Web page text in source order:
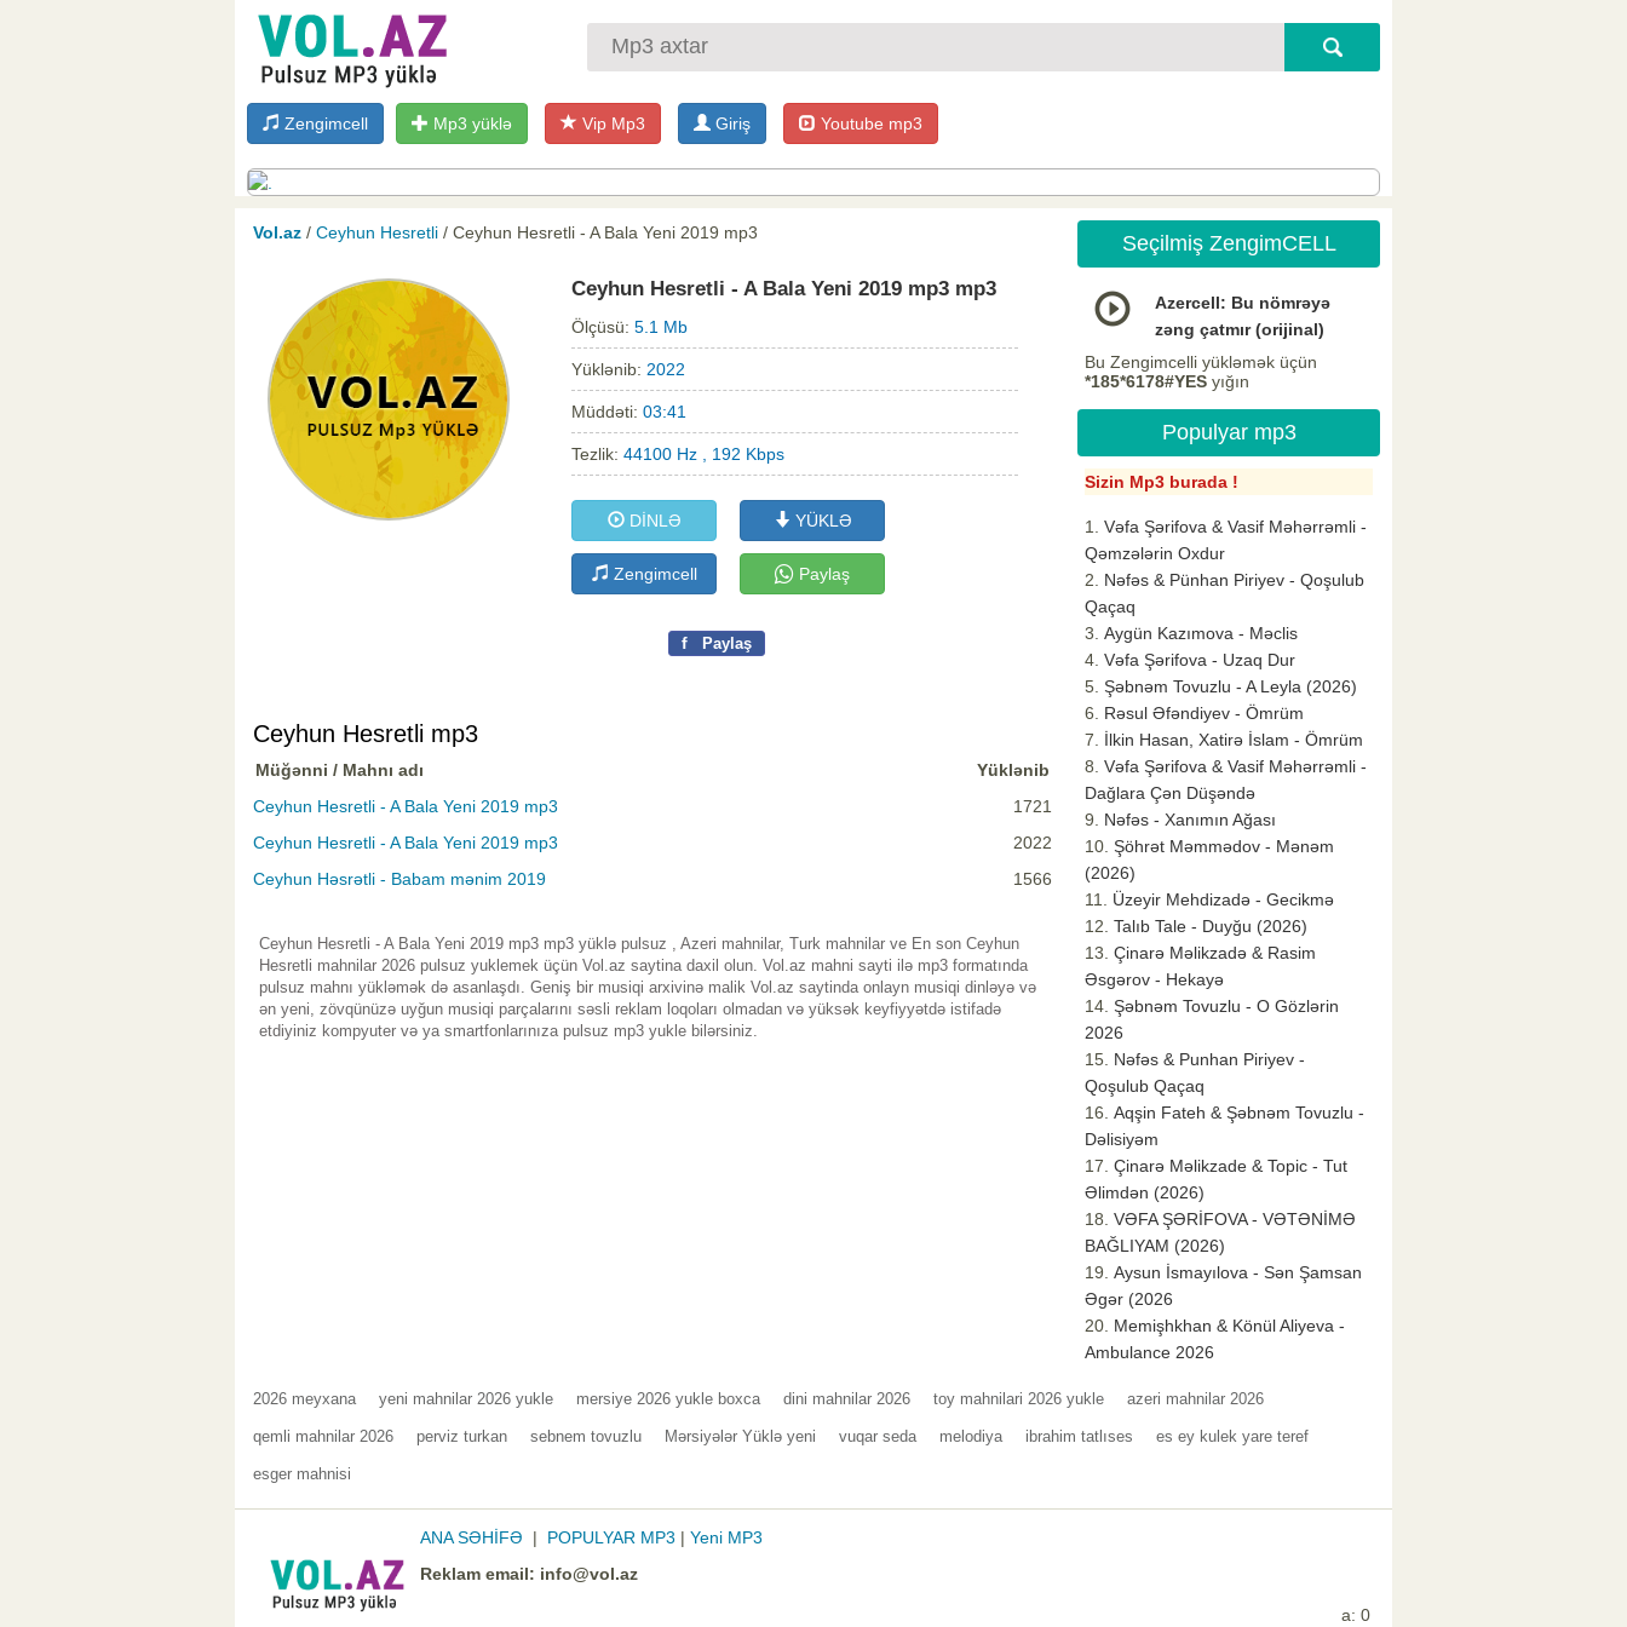
Zengimcell Mp3 yüklə Vip Mp3 Giriş Youtube mp3
Vol.az / Ceyhun Hesretli / Ceyhun Hesretli - A Bala Yeni 2019 mp3
Ceyhun Hesretli - A Bala Yeni 2019 mp3 mp3
Ölçüsü: 5.1 Mb
Yüklənib: 2022
Müddəti: 03:41
Tezlik: 44100 Hz , 192 Kbps
DİNLƏ YÜKLƏ
Zengimcell Paylaş
f Paylaş
Ceyhun Hesretli mp3
Müğənni / Mahnı adı
Yüklənib
Ceyhun Hesretli - A Bala Yeni 2019 mp3
1721
Ceyhun Hesretli - A Bala Yeni 2019 mp3
2022
Ceyhun Həsrətli - Babam mənim 2019
1566
Ceyhun Hesretli - A Bala Yeni 2019 mp3 mp3 yüklə pulsuz , Azeri mahnilar, Turk mahnilar ve En son Ceyhun
Hesretli mahnilar 2026 pulsuz yuklemek üçün Vol.az saytina daxil olun. Vol.az mahni sayti ilə mp3 formatında
pulsuz mahnı yükləmək də asanlaşdı. Geniş bir musiqi arxivinə malik Vol.az saytinda onlayn musiqi dinləyə və
ən yeni, zövqünüzə uyğun musiqi parçalarını səsli reklam loqoları olmadan və yüksək keyfiyyətdə istifadə
etdiyiniz kompyuter və ya smartfonlarınıza pulsuz mp3 yukle bilərsiniz.
Seçilmiş ZengimCELL
Azercell: Bu nömrəyə
zəng çatmır (orijinal)
Bu Zengimcelli yükləmək üçün
*185*6178#YES yığın
Populyar mp3
Sizin Mp3 burada !
Vəfa Şərifova & Vasif Məhərrəmli -
Qəmzələrin Oxdur
Nəfəs & Pünhan Piriyev - Qoşulub
Qaçaq
Aygün Kazımova - Məclis
Vəfa Şərifova - Uzaq Dur
Şəbnəm Tovuzlu - A Leyla (2026)
Rəsul Əfəndiyev - Ömrüm
İlkin Hasan, Xatirə İslam - Ömrüm
Vəfa Şərifova & Vasif Məhərrəmli -
Dağlara Çən Düşəndə
Nəfəs - Xanımın Ağası
Şöhrət Məmmədov - Mənəm
(2026)
Üzeyir Mehdizadə - Gecikmə
Talıb Tale - Duyğu (2026)
Çinarə Məlikzadə & Rasim
Əsgərov - Hekayə
Şəbnəm Tovuzlu - O Gözlərin
2026
Nəfəs & Punhan Piriyev -
Qoşulub Qaçaq
Aqşin Fateh & Şəbnəm Tovuzlu -
Dəlisiyəm
Çinarə Məlikzade & Topic - Tut
Əlimdən (2026)
VƏFA ŞƏRİFOVA - VƏTƏNİMƏ
BAĞLIYAM (2026)
Aysun İsmayılova - Sən Şamsan
Əgər (2026
Memişhkhan & Könül Aliyeva -
Ambulance 2026
2026 meyxana yeni mahnilar 2026 yukle mersiye 2026 yukle boxca dini mahnilar 2026 toy mahnilari 2026 yukle azeri mahnilar 2026
qemli mahnilar 2026 perviz turkan sebnem tovuzlu Mərsiyələr Yüklə yeni vuqar seda melodiya ibrahim tatlıses es ey kulek yare teref
esger mahnisi
ANA SƏHİFƏ | POPULYAR MP3 | Yeni MP3
Reklam email: info@vol.az
a: 0